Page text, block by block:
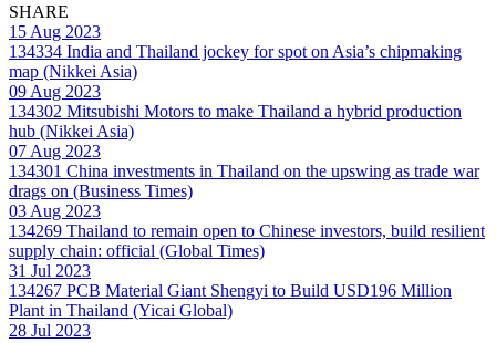
SHARE
15 Aug 2023
134334 India and Thailand jockey for spot on Asia’s chipmaking
map (Nikkei Asia)
09 Aug 2023
134302 Mitsubishi Motors to make Thailand a hybrid production
hub (Nikkei Asia)
07 Aug 2023
134301 China investments in Thailand on the upswing as trade war
drags on (Business Times)
03 Aug 2023
134269 Thailand to remain open to Chinese investors, build resilient
supply chain: official (Global Times)
31 Jul 2023
134267 PCB Material Giant Shengyi to Build USD196 Million
Plant in Thailand (Yicai Global)
28 Jul 2023